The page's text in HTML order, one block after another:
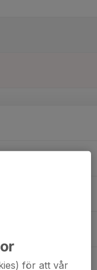
för att vår